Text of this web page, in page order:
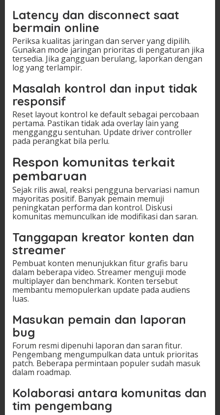
Latency dan disconnect saat
bermain online
Periksa kualitas jaringan dan server yang dipilih.
Gunakan mode jaringan prioritas di pengaturan jika
tersedia. Jika gangguan berulang, laporkan dengan
log yang terlampir.
Masalah kontrol dan input tidak
responsif
Reset layout kontrol ke default sebagai percobaan
pertama. Pastikan tidak ada overlay lain yang
mengganggu sentuhan. Update driver controller
pada perangkat bila perlu.
Respon komunitas terkait
pembaruan
Sejak rilis awal, reaksi pengguna bervariasi namun
mayoritas positif. Banyak pemain memuji
peningkatan performa dan kontrol. Diskusi
komunitas memunculkan ide modifikasi dan saran.
Tanggapan kreator konten dan
streamer
Pembuat konten menunjukkan fitur grafis baru
dalam beberapa video. Streamer menguji mode
multiplayer dan benchmark. Konten tersebut
membantu memopulerkan update pada audiens
luas.
Masukan pemain dan laporan
bug
Forum resmi dipenuhi laporan dan saran fitur.
Pengembang mengumpulkan data untuk prioritas
patch. Beberapa permintaan populer sudah masuk
dalam roadmap.
Kolaborasi antara komunitas dan
tim pengembang